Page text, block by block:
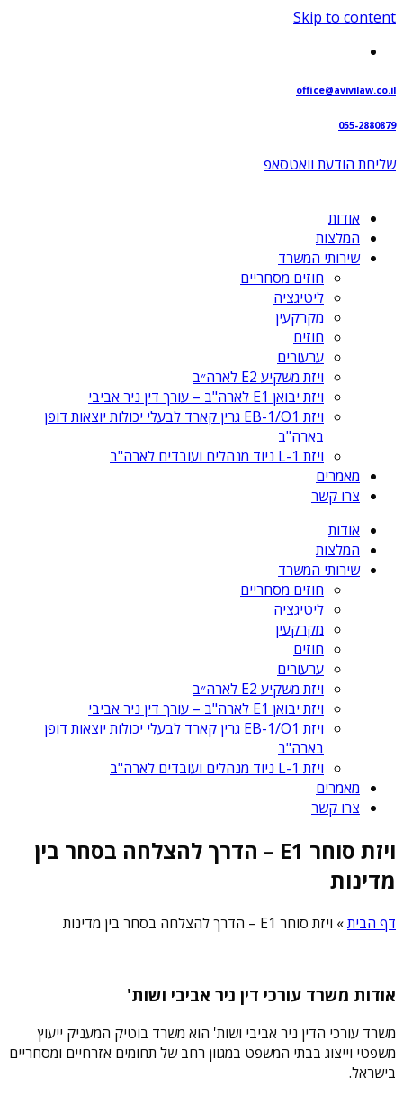
Skip to content
office@avivilaw.co.il
055-2880879
שליחת הודעת וואטסאפ⁩
אודות
המלצות
שירותי המשרד
חוזים מסחריים
ליטיגציה
מקרקעין
חוזים
ערעורים
ויזת משקיע E2 לארה״ב
ויזת יבואן E1 לארה"ב – עורך דין ניר אביבי
ויזת EB-1/O1 גרין קארד לבעלי יכולות יוצאות דופן
בארה"ב
ויזת L-1 ניוד מנהלים ועובדים לארה"ב
מאמרים
צרו קשר
אודות
המלצות
שירותי המשרד
חוזים מסחריים
ליטיגציה
מקרקעין
חוזים
ערעורים
ויזת משקיע E2 לארה״ב
ויזת יבואן E1 לארה"ב – עורך דין ניר אביבי
ויזת EB-1/O1 גרין קארד לבעלי יכולות יוצאות דופן
בארה"ב
ויזת L-1 ניוד מנהלים ועובדים לארה"ב
מאמרים
צרו קשר
ויזת סוחר E1 – הדרך להצלחה בסחר בין
מדינות
דף הבית» ויזת סוחר E1 – הדרך להצלחה בסחר בין מדינות
אודות משרד עורכי דין ניר אביבי ושות'
משרד עורכי הדין ניר אביבי ושות' הוא משרד בוטיק המעניק ייעוץ
משפטי וייצוג בבתי המשפט במגוון רחב של תחומים אזרחיים ומסחריים
בישראל.